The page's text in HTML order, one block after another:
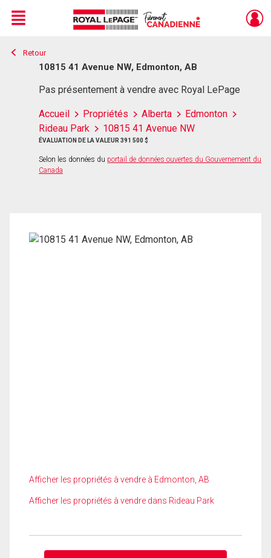
Live
En Direct
Menu
Retour
10815 41 Avenue NW, Edmonton, AB
Pas présentement à vendre avec Royal LePage
Accueil Propriétés Alberta
Edmonton
Rideau Park
10815 41 Avenue NW
ÉVALUATION DE LA VALEUR 391 500 $
Selon les données du portail de données ouvertes du Gouvernement du
Canada
Afficher les propriétés à vendre à Edmonton, AB
Afficher les propriétés à vendre dans Rideau Park